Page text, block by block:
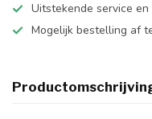
Uitstekende service
Mogelijk bestelling af